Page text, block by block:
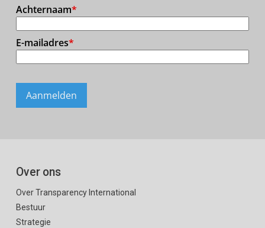
Over ons
Over Transparency International
Bestuur
Strategie